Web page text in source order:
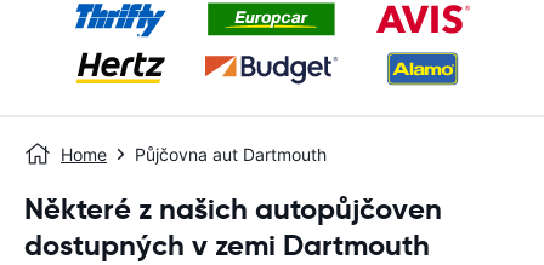
Home Půjčovna aut Dartmouth
Některé z našich autopůjčoven
dostupných v zemi Dartmouth